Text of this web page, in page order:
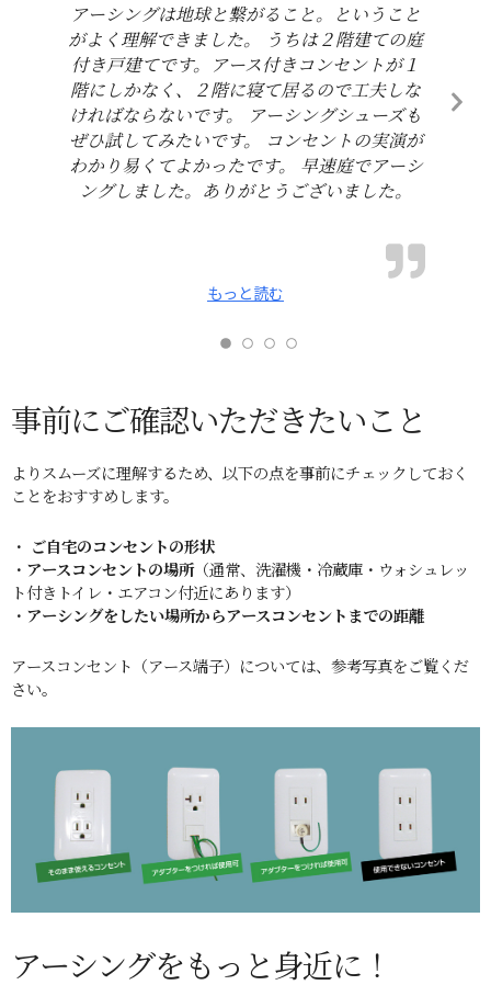
アーシングは地球と繋がること。ということ
がよく理解できました。 うちは２階建ての庭
付き戸建てです。アース付きコンセントが１
階にしかなく、２階に寝て居るので工夫しな
ければならないです。 アーシングシューズも
ぜひ試してみたいです。 コンセントの実演が
わかり易くてよかったです。 早速庭でアーシ
ングしました。ありがとうございました。
もっと読む
事前にご確認いただきたいこと
よりスムーズに理解するため、以下の点を事前にチェックしておく
ことをおすすめします。
・ ご自宅のコンセントの形状
・ アースコンセントの場所（通常、洗濯機・冷蔵庫・ウォシュレッ
ト付きトイレ・エアコン付近にあります）
・ アーシングをしたい場所からアースコンセントまでの距離
アースコンセント（アース端子）については、参考写真をご覧くだ
さい。
アーシングをもっと身近に！